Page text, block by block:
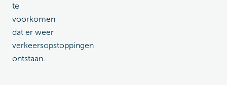
te
voorkomen
dat er weer
verkeersopstoppingen
ontstaan.